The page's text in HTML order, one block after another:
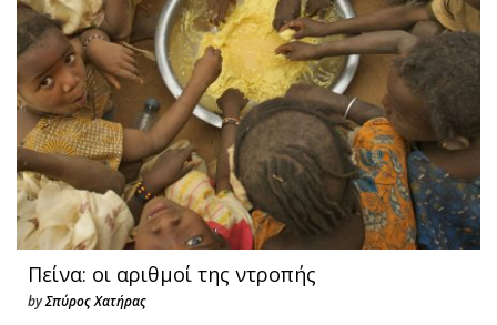
Πείνα: οι αριθμοί της ντροπής
byΣπύρος Χατήρας